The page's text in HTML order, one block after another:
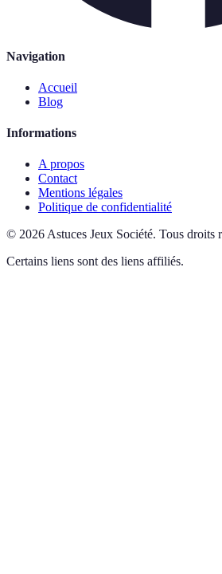
Navigation
Accueil
Blog
Informations
A propos
Contact
Mentions légales
Politique de confidentialité
© 2026 Astuces Jeux Société. Tous droits
Certains liens sont des liens affiliés.